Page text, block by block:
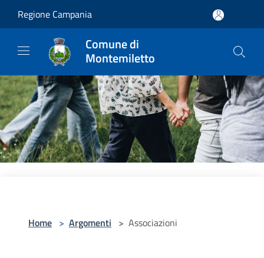
Regione Campania
Comune di
Montemiletto
Home > Argomenti > Associazioni